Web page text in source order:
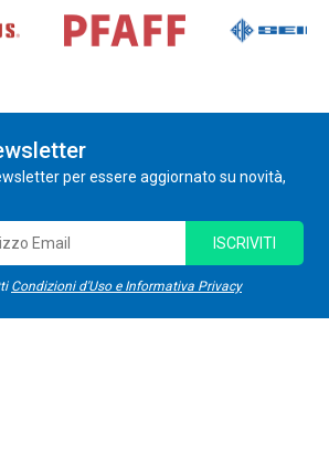
per essere aggiornato su novità,
Condizioni d'Uso e Informativa Privacy
ISCRIVITI